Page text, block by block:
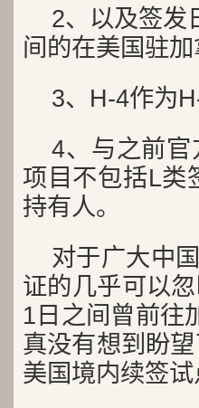
2、以及签发
间的在美国驻
3、H-4作为
4、与之前
项目不包括L类
持有人。
对于广大中
证的几乎可以
1日之间曾前往
真没有想到盼
美国境内续签